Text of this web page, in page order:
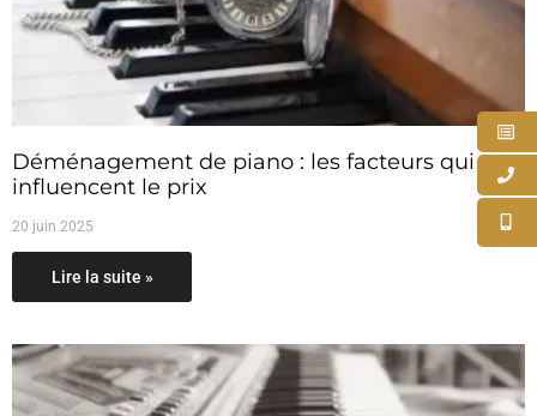
Déménagement de piano : les facteurs qui
influencent le prix
20 juin 2025
Lire la suite »